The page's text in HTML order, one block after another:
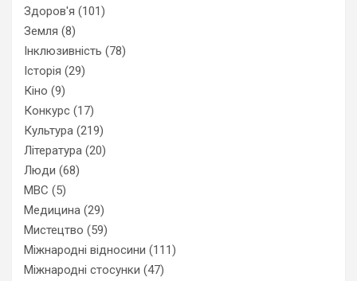
Здоров'я (101)
Земля (8)
Інклюзивність (78)
Історія (29)
Кіно (9)
Конкурс (17)
Культура (219)
Література (20)
Люди (68)
МВС (5)
Медицина (29)
Мистецтво (59)
Міжнародні відносини (111)
Міжнародні стосунки (47)